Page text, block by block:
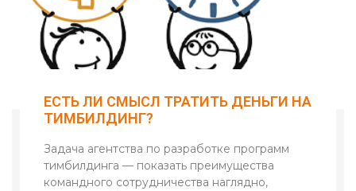
ЕСТЬ ЛИ СМЫСЛ ТРАТИТЬ ДЕНЬГИ НА
ТИМБИЛДИНГ?
Задача агентства по разработке программ
тимбилдинга — показать преимущества
командного сотрудничества наглядно,